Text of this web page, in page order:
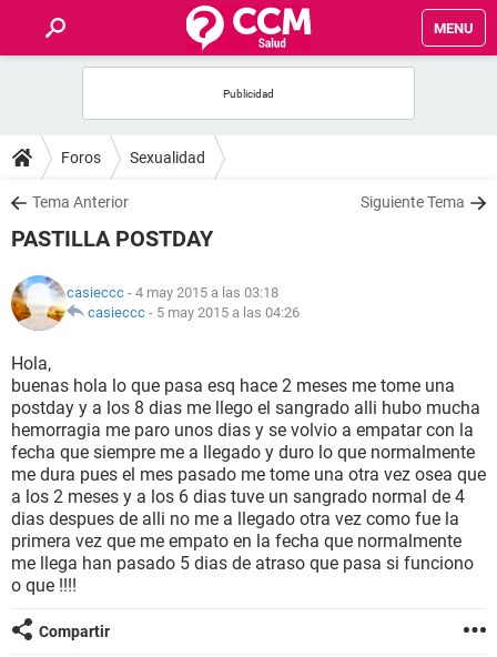
MENU
FOROS
SALUD
NUTRICIÓN
BIENESTAR
SEXUALIDAD
GLOSARIO
Foros Sexualidad
Tema Anterior Siguiente Tema
PASTILLA POSTDAY
casieccc - 4 may 2015 a las 03:18
casieccc - 5 may 2015 a las 04:26
Hola,
buenas hola lo que pasa esq hace 2 meses me tome una
postday y a los 8 dias me llego el sangrado alli hubo mucha
hemorragia me paro unos dias y se volvio a empatar con la
fecha que siempre me a llegado y duro lo que normalmente
me dura pues el mes pasado me tome una otra vez osea que
a los 2 meses y a los 6 dias tuve un sangrado normal de 4
dias despues de alli no me a llegado otra vez como fue la
primera vez que me empato en la fecha que normalmente
me llega han pasado 5 dias de atraso que pasa si funciono
o que !!!!
Compartir